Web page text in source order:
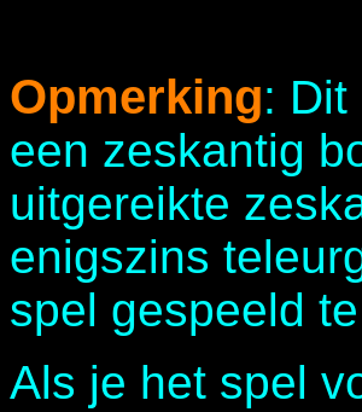
Opmerking:
een zeskantig
uitgereikte
enigszins
spel gespeeld
Als je het spel